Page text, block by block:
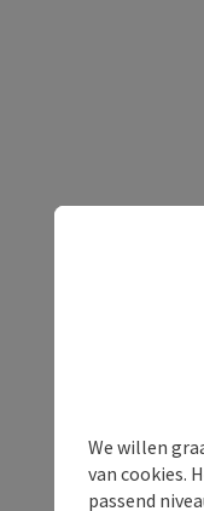
We willen
van cookies.
passend